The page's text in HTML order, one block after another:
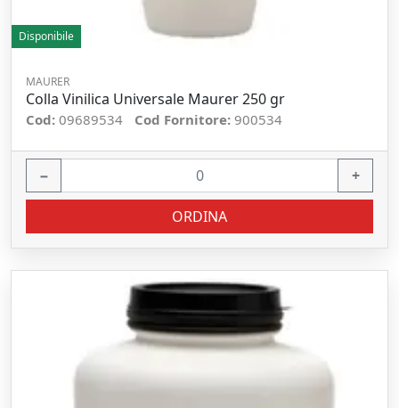
Disponibile
MAURER
Colla Vinilica Universale Maurer 250 gr
Cod: 09689534 Cod Fornitore: 900534
− +
ORDINA